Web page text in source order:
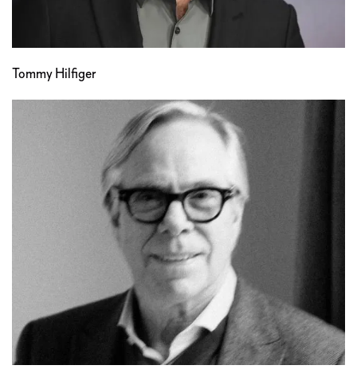
Tommy Hilfiger